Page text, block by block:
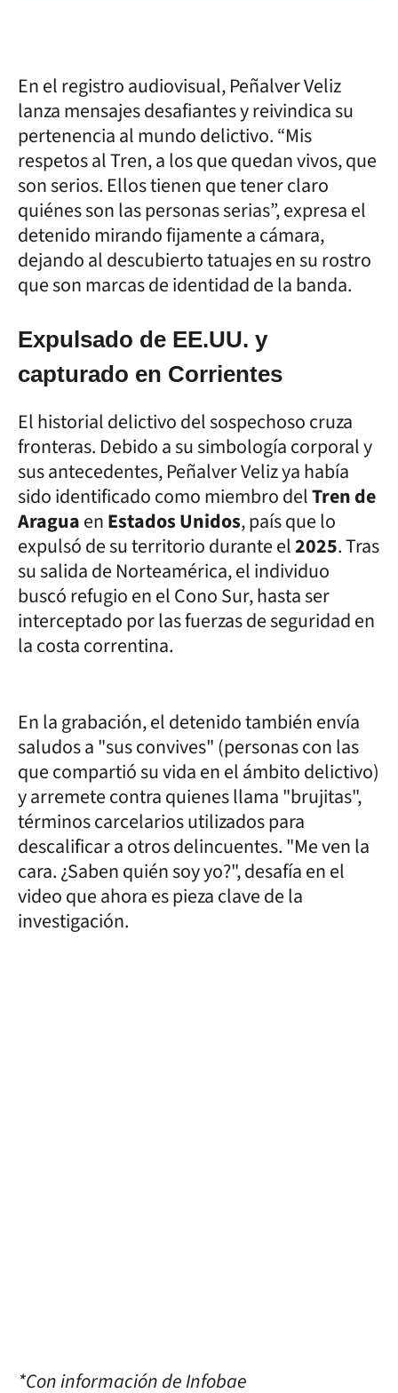
En el registro audiovisual, Peñalver Veliz
lanza mensajes desafiantes y reivindica su
pertenencia al mundo delictivo. “Mis
respetos al Tren, a los que quedan vivos, que
son serios. Ellos tienen que tener claro
quiénes son las personas serias”, expresa el
detenido mirando fijamente a cámara,
dejando al descubierto tatuajes en su rostro
que son marcas de identidad de la banda.
Expulsado de EE.UU. y
capturado en Corrientes
El historial delictivo del sospechoso cruza
fronteras. Debido a su simbología corporal y
sus antecedentes, Peñalver Veliz ya había
sido identificado como miembro delTren de
AraguaenEstados Unidos, país que lo
expulsó de su territorio durante el2025. Tras
su salida de Norteamérica, el individuo
buscó refugio en el Cono Sur, hasta ser
interceptado por las fuerzas de seguridad en
la costa correntina.
En la grabación, el detenido también envía
saludos a "sus convives" (personas con las
que compartió su vida en el ámbito delictivo)
y arremete contra quienes llama "brujitas",
términos carcelarios utilizados para
descalificar a otros delincuentes. "Me ven la
cara. ¿Saben quién soy yo?", desafía en el
video que ahora es pieza clave de la
investigación.
*Con información de Infobae